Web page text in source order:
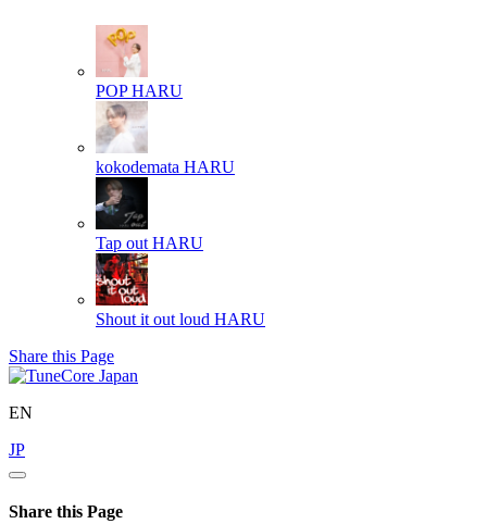
POP HARU
kokodemata HARU
Tap out HARU
Shout it out loud HARU
Share this Page
EN
JP
Share this Page